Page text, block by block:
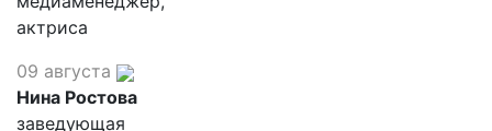
актриса
09 августа
Нина Ростова
заведующая